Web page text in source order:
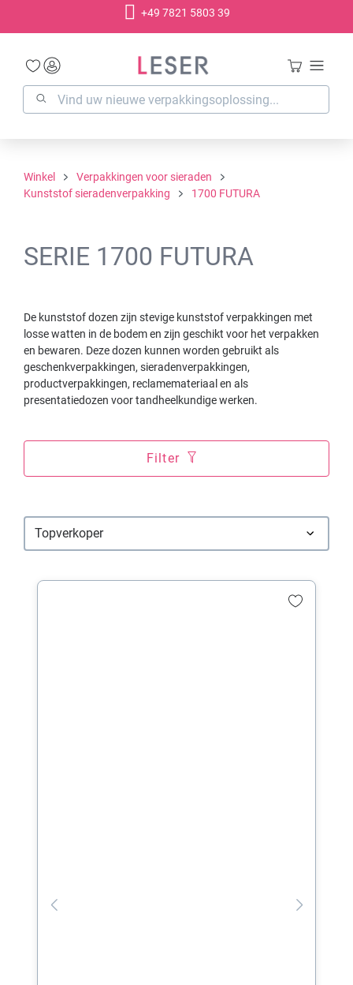
+49 7821 5803 39
Winkel
Verpakkingen voor sieraden
Kunststof sieradenverpakking
1700 FUTURA
SERIE 1700 FUTURA
De kunststof dozen zijn stevige kunststof verpakkingen met
losse watten in de bodem en zijn geschikt voor het verpakken
en bewaren. Deze dozen kunnen worden gebruikt als
geschenkverpakkingen, sieradenverpakkingen,
productverpakkingen, reclamemateriaal en als
presentatiedozen voor tandheelkundige werken.
Filter